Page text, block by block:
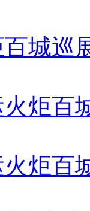
城巡
炬百
炬百